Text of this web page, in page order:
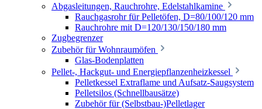
Abgasleitungen, Rauchrohre, Edelstahlkamine
Rauchgasrohr für Pelletöfen, D=80/100/120 mm
Rauchrohre mit D=120/130/150/180 mm
Zugbegrenzer
Zubehör für Wohnraumöfen
Glas-Bodenplatten
Pellet-, Hackgut- und Energiepflanzenheizkessel
Pelletkessel Extraflame und Aufsatz-Saugsystem
Pelletsilos (Schnellbausätze)
Zubehör für (Selbstbau-)Pelletlager